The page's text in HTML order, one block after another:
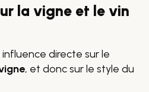
la vigne et le vin
directe sur le
, et donc sur le style du